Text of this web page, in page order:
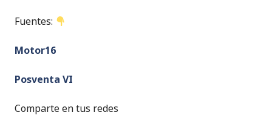
Fuentes:
Motor16
Posventa VI
Comparte en tus redes